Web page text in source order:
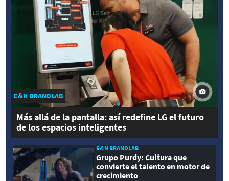
E&N BRANDLAB
Más allá de la pantalla: así redefine LG el futuro
de los espacios inteligentes
E&N BRANDLAB
Grupo Purdy: Cultura que
convierte el talento en motor de
crecimiento